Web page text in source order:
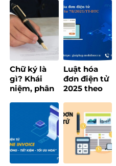
ưu cho
doanh
nghiệp hiện
đại
đơn điện tử
cho doanh
nghiệp
Chữ ký là
gì? Khái
niệm, phân
chữ ký phổ
Luật hóa
đơn điện tử
2025 theo
chi tiết